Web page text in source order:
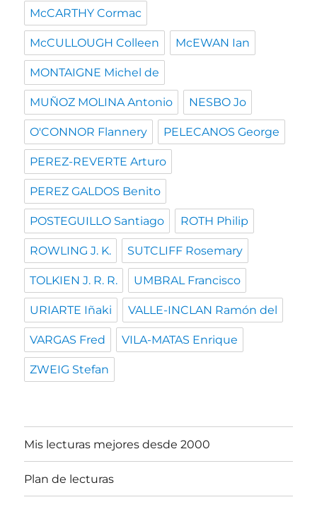
McCARTHY Cormac
McCULLOUGH Colleen McEWAN Ian
MONTAIGNE Michel de
MUÑOZ MOLINA Antonio NESBO Jo
O'CONNOR Flannery PELECANOS George
PEREZ-REVERTE Arturo
PEREZ GALDOS Benito
POSTEGUILLO Santiago ROTH Philip
ROWLING J. K. SUTCLIFF Rosemary
TOLKIEN J. R. R. UMBRAL Francisco
URIARTE Iñaki VALLE-INCLAN Ramón del
VARGAS Fred VILA-MATAS Enrique
ZWEIG Stefan
Mis lecturas mejores desde 2000
Plan de lecturas